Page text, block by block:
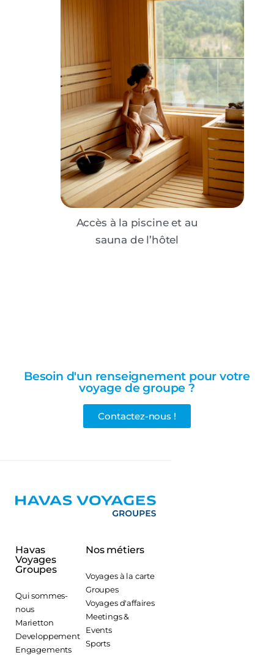
Accès à la piscine et au
sauna de l’hôtel
Besoin d'un renseignement pour votre
voyage de groupe ?
Contactez-nous !
Havas
Voyages
Groupes
Qui sommes-
nous
Marietton
Developpement
Engagements
Nos métiers
Voyages à la carte
Groupes
Voyages d'affaires
Meetings &
Events
Sports